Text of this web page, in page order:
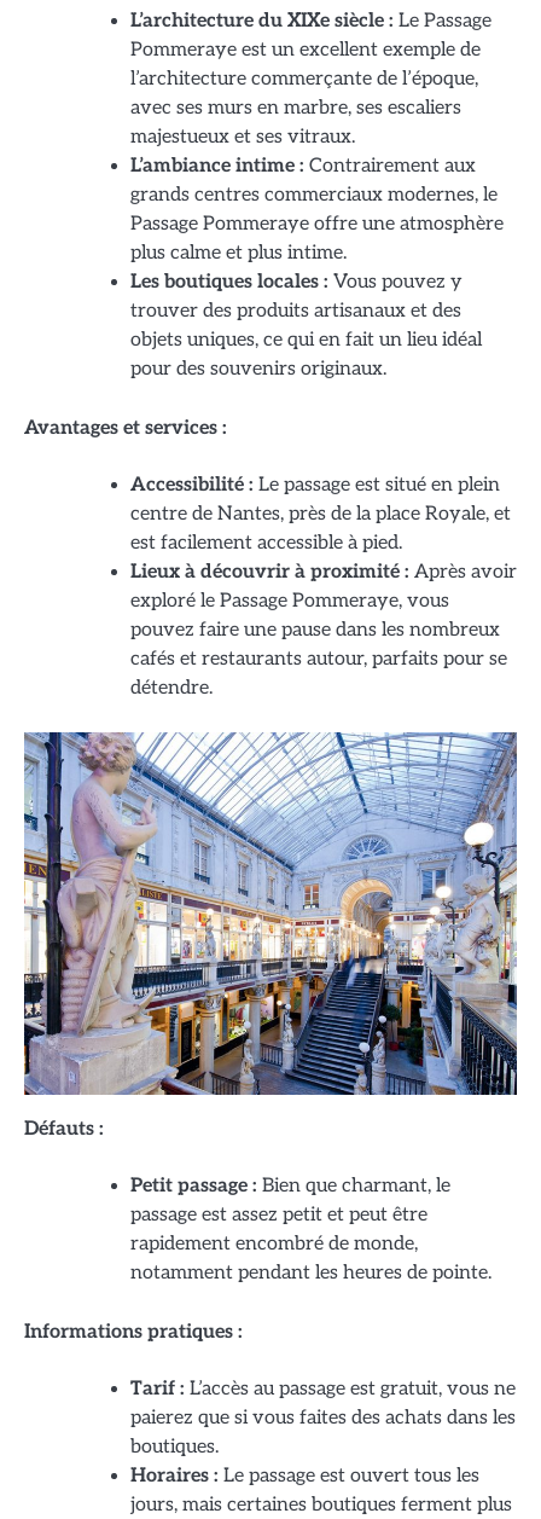
L’architecture du XIXe siècle : Le Passage
Pommeraye est un excellent exemple de
l’architecture commerçante de l’époque,
avec ses murs en marbre, ses escaliers
majestueux et ses vitraux.
L’ambiance intime : Contrairement aux
grands centres commerciaux modernes, le
Passage Pommeraye offre une atmosphère
plus calme et plus intime.
Les boutiques locales : Vous pouvez y
trouver des produits artisanaux et des
objets uniques, ce qui en fait un lieu idéal
pour des souvenirs originaux.
Avantages et services :
Accessibilité : Le passage est situé en plein
centre de Nantes, près de la place Royale, et
est facilement accessible à pied.
Lieux à découvrir à proximité : Après avoir
exploré le Passage Pommeraye, vous
pouvez faire une pause dans les nombreux
cafés et restaurants autour, parfaits pour se
détendre.
Défauts :
Petit passage : Bien que charmant, le
passage est assez petit et peut être
rapidement encombré de monde,
notamment pendant les heures de pointe.
Informations pratiques :
Tarif : L’accès au passage est gratuit, vous ne
paierez que si vous faites des achats dans les
boutiques.
Horaires : Le passage est ouvert tous les
jours, mais certaines boutiques ferment plus